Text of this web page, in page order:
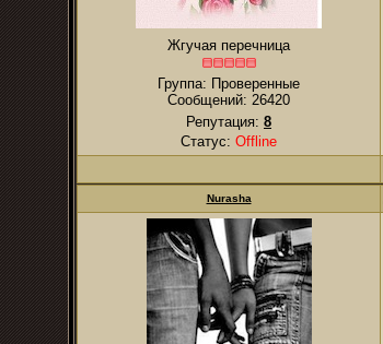
Жгучая перечница
Группа: Проверенные
Сообщений: 26420
Репутация: 8
Статус: Offline
Nurаsha